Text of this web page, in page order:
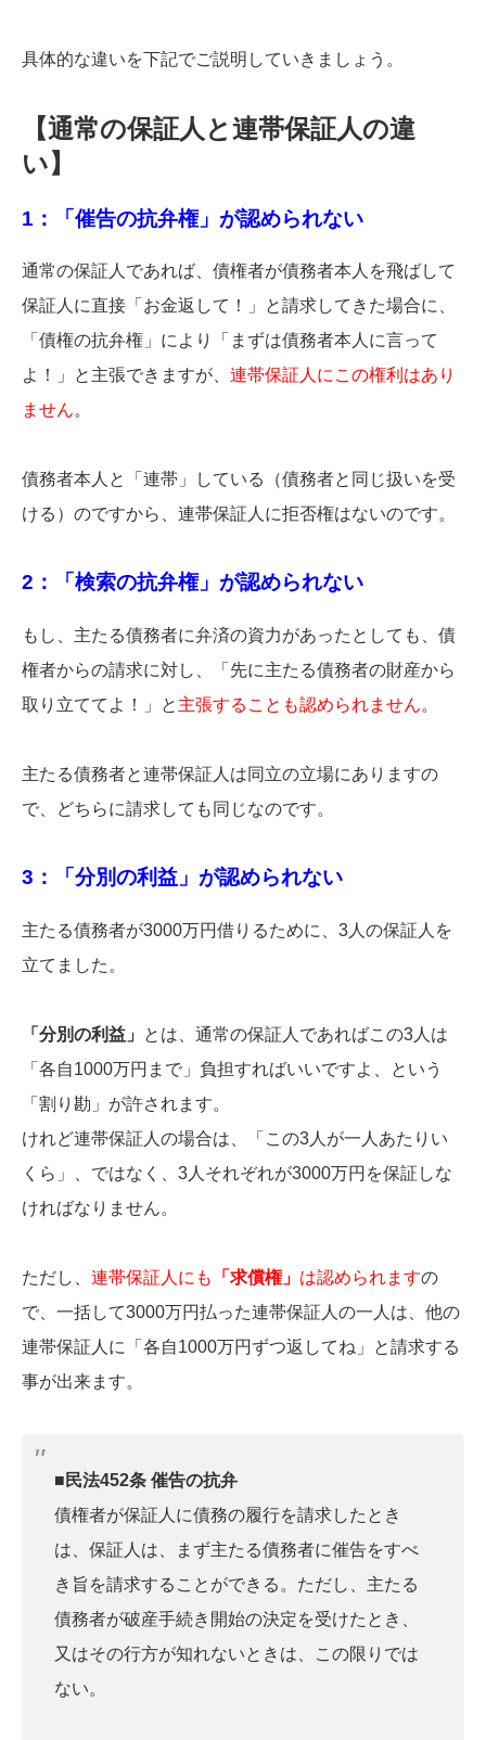
具体的な違いを下記でご説明していきましょう。
【通常の保証人と連帯保証人の違
い】
1：「催告の抗弁権」が認められない
通常の保証人であれば、債権者が債務者本人を飛ばして
保証人に直接「お金返して！」と請求してきた場合に、
「債権の抗弁権」により「まずは債務者本人に言って
よ！」と主張できますが、 連帯保証人にこの権利はあり
ません。
債務者本人と「連帯」している（債務者と同じ扱いを受
ける）のですから、連帯保証人に拒否権はないのです。
2：「検索の抗弁権」が認められない
もし、主たる債務者に弁済の資力があったとしても、債
権者からの請求に対し、「先に主たる債務者の財産から
取り立ててよ！」と 主張することも認められません。
主たる債務者と連帯保証人は同立の立場にありますの
で、どちらに請求しても同じなのです。
3：「分別の利益」が認められない
主たる債務者が3000万円借りるために、3人の保証人を
立てました。
「分別の利益」
とは、通常の保証人であればこの3人は
「各自1000万円まで」負担すればいいですよ、という
「割り勘」が許されます。
けれど連帯保証人の場合は、「この3人が一人あたりい
くら」、ではなく、3人それぞれが3000万円を保証しな
ければなりません。
ただし、 連帯保証人にも 「求償権」 は認められますの
で、一括して3000万円払った連帯保証人の一人は、他の
連帯保証人に「各自1000万円ずつ返してね」と請求する
事が出来ます。
■民法452条 催告の抗弁
債権者が保証人に債務の履行を請求したとき
は、保証人は、まず主たる債務者に催告をすべ
き旨を請求することができる。 ただし、主たる
債務者が破産手続き開始の決定を受けたとき、
又はその行方が知れないときは、この限りでは
ない。